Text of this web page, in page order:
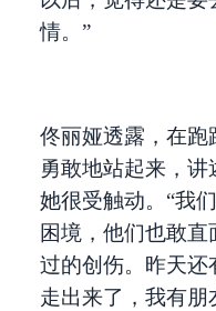
情。”
佟丽娅透露，在跑
勇敢地站起来，
她很受触动。“我
困境，他们也敢
过的创伤。昨天还
走出来了，我有朋